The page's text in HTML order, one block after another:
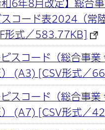
和6年8月改定】総合
コード表2024（常
形式／583.77KB]
スコード（総合事業
） (A3) [CSV形式／
スコード（総合事業
） (A7) [CSV形式／